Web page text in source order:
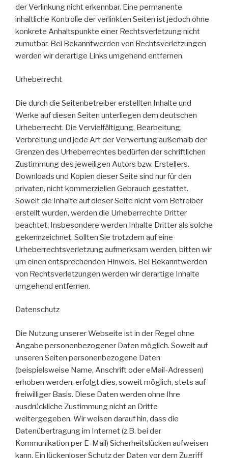
der Verlinkung nicht erkennbar. Eine permanente
inhaltliche Kontrolle der verlinkten Seiten ist jedoch ohne
konkrete Anhaltspunkte einer Rechtsverletzung nicht
zumutbar. Bei Bekanntwerden von Rechtsverletzungen
werden wir derartige Links umgehend entfernen.
Urheberrecht
Die durch die Seitenbetreiber erstellten Inhalte und
Werke auf diesen Seiten unterliegen dem deutschen
Urheberrecht. Die Vervielfältigung, Bearbeitung,
Verbreitung und jede Art der Verwertung außerhalb der
Grenzen des Urheberrechtes bedürfen der schriftlichen
Zustimmung des jeweiligen Autors bzw. Erstellers.
Downloads und Kopien dieser Seite sind nur für den
privaten, nicht kommerziellen Gebrauch gestattet.
Soweit die Inhalte auf dieser Seite nicht vom Betreiber
erstellt wurden, werden die Urheberrechte Dritter
beachtet. Insbesondere werden Inhalte Dritter als solche
gekennzeichnet. Sollten Sie trotzdem auf eine
Urheberrechtsverletzung aufmerksam werden, bitten wir
um einen entsprechenden Hinweis. Bei Bekanntwerden
von Rechtsverletzungen werden wir derartige Inhalte
umgehend entfernen.
Datenschutz
Die Nutzung unserer Webseite ist in der Regel ohne
Angabe personenbezogener Daten möglich. Soweit auf
unseren Seiten personenbezogene Daten
(beispielsweise Name, Anschrift oder eMail-Adressen)
erhoben werden, erfolgt dies, soweit möglich, stets auf
freiwilliger Basis. Diese Daten werden ohne Ihre
ausdrückliche Zustimmung nicht an Dritte
weitergegeben. Wir weisen darauf hin, dass die
Datenübertragung im Internet (z.B. bei der
Kommunikation per E-Mail) Sicherheitslücken aufweisen
kann. Ein lückenloser Schutz der Daten vor dem Zugriff